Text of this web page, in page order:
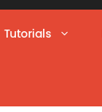
Tutorials